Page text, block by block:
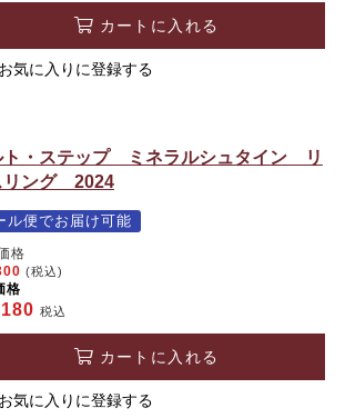
カートに入れる
お気に入りに登録する
ト・ステップ ミネラルシュタイン リ
リング 2024
ル便でお届け可能
格
(税込)
格
税込
カートに入れる
お気に入りに登録する